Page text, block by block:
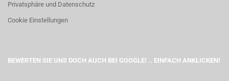
Privatsphäre und Datenschutz
Cookie Einstellungen
BEWERTEN SIE UNS DOCH AUCH BEI GOOGLE! .. EINFACH ANKLICKEN!